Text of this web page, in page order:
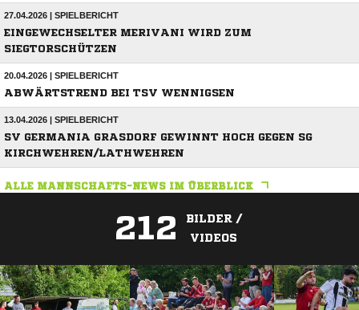
27.04.2026 | SPIELBERICHT
EINGEWECHSELTER MERIVANI WIRD ZUM
SIEGTORSCHÜTZEN
20.04.2026 | SPIELBERICHT
ABWÄRTSTREND BEI TSV WENNIGSEN
13.04.2026 | SPIELBERICHT
SV GERMANIA GRASDORF GEWINNT HOCH GEGEN SG
KIRCHWEHREN/LATHWEHREN
ALLE MANNSCHAFTS-NEWS IM ÜBERBLICK
212
BILDER /
VIDEOS